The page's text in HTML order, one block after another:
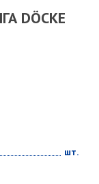
DÖCKE
шт.